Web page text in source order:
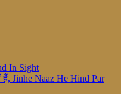
In Sight
हैं, Jinhe Naaz He Hind Par